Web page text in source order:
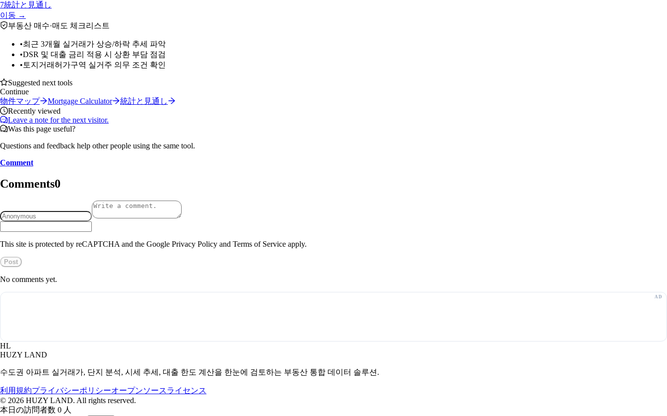
7統計と見通し
이동 →
부동산 매수·매도 체크리스트
•최근 3개월 실거래가 상승/하락 추세 파악
•DSR 및 대출 금리 적용 시 상환 부담 점검
• 토지거래허가구역 실거주 의무 조건 확인
Suggested next tools
Continue
物件マップ
Mortgage Calculator
統計と見通し
Recently viewed
Leave a note for the next visitor.
Was this page useful?
Questions and feedback help other people using the same tool.
Comment
Comments0
This site is protected by reCAPTCHA and the Google Privacy Policy and Terms of Service apply.
Post
No comments yet.
HL
HUZY LAND
수도권 아파트 실거래가, 단지 분석, 시세 추세, 대출 한도 계산을 한눈에 검토하는 부동산 통합 데이터 솔루션.
利用規約プライバシーポリシーオープンソースライセンス
© 2026 HUZY LAND. All rights reserved.
本日の訪問者数 0 人